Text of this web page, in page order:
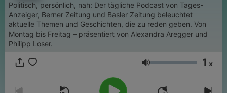
Politisch, persönlich, nah: Der tägliche Podcast von Tages-
Anzeiger, Berner Zeitung und Basler Zeitung beleuchtet
aktuelle Themen und Geschichten, die zu reden geben. Von
Montag bis Freitag – präsentiert von Alexandra Aregger und
Philipp Loser.
Volume 1 x